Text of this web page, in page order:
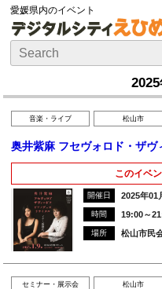
愛媛県内のイベント
音楽・ライブ 松山市
奥井紫麻 フセヴォロド・ザ
このイベ
開催日 2025年01
時間 19:00～
場所 松山市民
セミナー・展示会 松山市